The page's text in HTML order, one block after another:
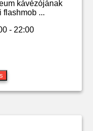
kávézójának
flashmob ...
- 22:00